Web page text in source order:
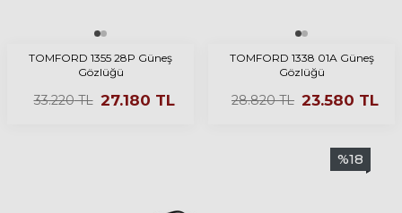
TOMFORD 1355 28P Güneş
Gözlüğü
33.220TL 27.180 TL
TOMFORD 1338 01A Güneş
Gözlüğü
28.820TL 23.580 TL
%18